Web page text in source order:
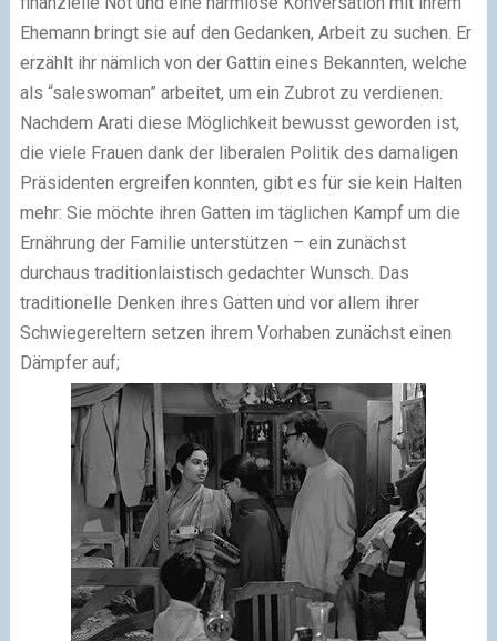
Ehemann bringt sie auf den Gedanken, Arbeit zu suchen. Er
erzählt ihr nämlich von der Gattin eines Bekannten, welche
als “saleswoman” arbeitet, um ein Zubrot zu verdienen.
Nachdem Arati diese Möglichkeit bewusst geworden ist,
die viele Frauen dank der liberalen Politik des damaligen
Präsidenten ergreifen konnten, gibt es für sie kein Halten
mehr: Sie möchte ihren Gatten im täglichen Kampf um die
Ernährung der Familie unterstützen – ein zunächst
durchaus traditionlaistisch gedachter Wunsch. Das
traditionelle Denken ihres Gatten und vor allem ihrer
Schwiegereltern setzen ihrem Vorhaben zunächst einen
Dämpfer auf;